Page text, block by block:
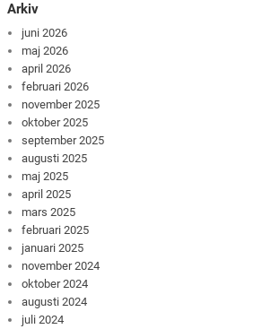
Arkiv
juni 2026
maj 2026
april 2026
februari 2026
november 2025
oktober 2025
september 2025
augusti 2025
maj 2025
april 2025
mars 2025
februari 2025
januari 2025
november 2024
oktober 2024
augusti 2024
juli 2024